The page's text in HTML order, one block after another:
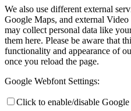
We also use different external
Google Maps, and external
may collect personal data like
them here. Please be aware that
functionality and appearance of
once you reload the page.
Google Webfont Settings:
Click to enable/disable Google